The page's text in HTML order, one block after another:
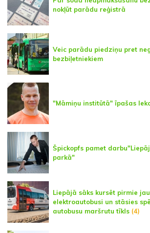
nokļūt parādu reģistrā
Veic parādu piedziņu pret
bezbiļetniekiem
"Māmiņu institūtā" īpašas
Špickopfs pamet
parkā"
Liepājā sāks kursēt pirmie
elektroautobusi un stāsies
autobusu maršrutu tīkls (4)